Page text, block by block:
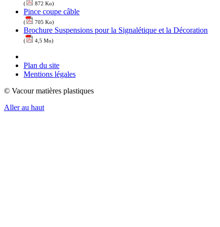
( 872 Ko)
Pince coupe câble
( 705 Ko)
Brochure Suspensions pour la Signalétique et la Décoration
( 4,5 Mo)
Plan du site
Mentions légales
© Vacour matières plastiques
Aller au haut